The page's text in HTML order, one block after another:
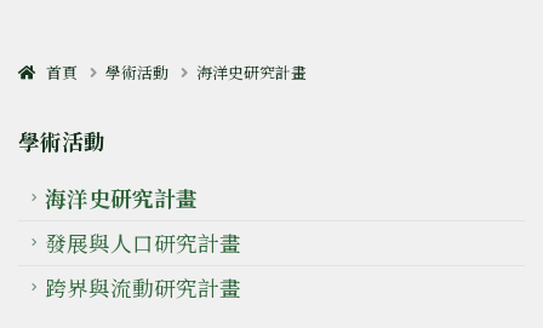
首頁 學術活動 海洋史研究計畫
學術活動
海洋史研究計畫
發展與人口研究計畫
跨界與流動研究計畫